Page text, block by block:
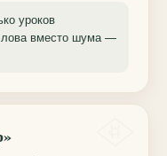
уроков
вместо шума —